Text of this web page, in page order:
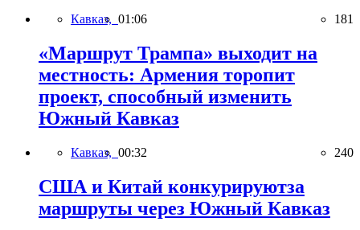
Кавказ, 01:06 181
«Маршрут Трампа» выходит на
местность: Армения торопит
проект, способный изменить
Южный Кавказ
Кавказ, 00:32 240
США и Китай конкурируютза
маршруты через Южный Кавказ